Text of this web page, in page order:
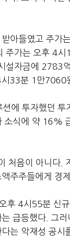
아들였고 주
주가는 오후 4
설자금에 2783
33분 1만7060
션에 투자했던
소식에 약 16%
처음이 아니다.
주주들에게 경
후 4시55분 신
급등했다. 그
는 악재성 공시